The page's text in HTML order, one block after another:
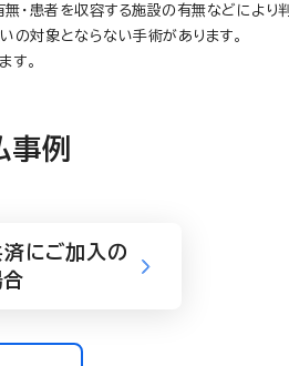
・患者を収容する施設の有無などにより
の対象とならない手術があります。
す。
事例
にご加入の